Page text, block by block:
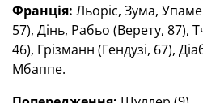
Франція: Льоріс, Зума,
57), Дінь, Рабьо (Верету, 87),
46), Грізманн (Гендузі, 67),
Мбаппе.